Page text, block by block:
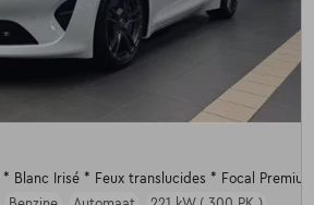
* Blanc Irisé * Feux translucides * Focal